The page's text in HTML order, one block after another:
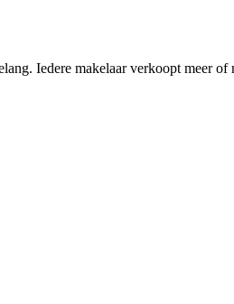
Iedere makelaar verkoopt